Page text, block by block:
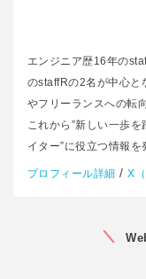
エンジニア歴16年の
のstaffRの2名が中心と
やフリーランスへの転
これから”新しい一歩
イター”に役立つ情報を
プロフィール詳細 /X